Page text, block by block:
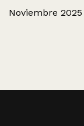
Noviembre 2025